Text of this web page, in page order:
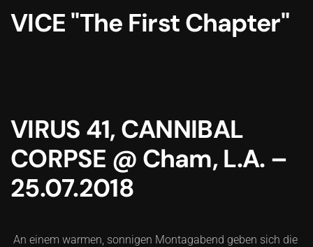
VICE "The First Chapter"
VIRUS 41, CANNIBAL
CORPSE @ Cham, L.A. –
25.07.2018
An einem warmen, sonnigen Montagabend geben sich die